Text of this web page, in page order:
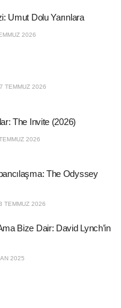
Umut Dolu Yarınlara
2026
TEMMUZ 2026
The Invite (2026)
2026
The Odyssey
TEMMUZ 2026
Bize Dair: David Lynch’in
2025